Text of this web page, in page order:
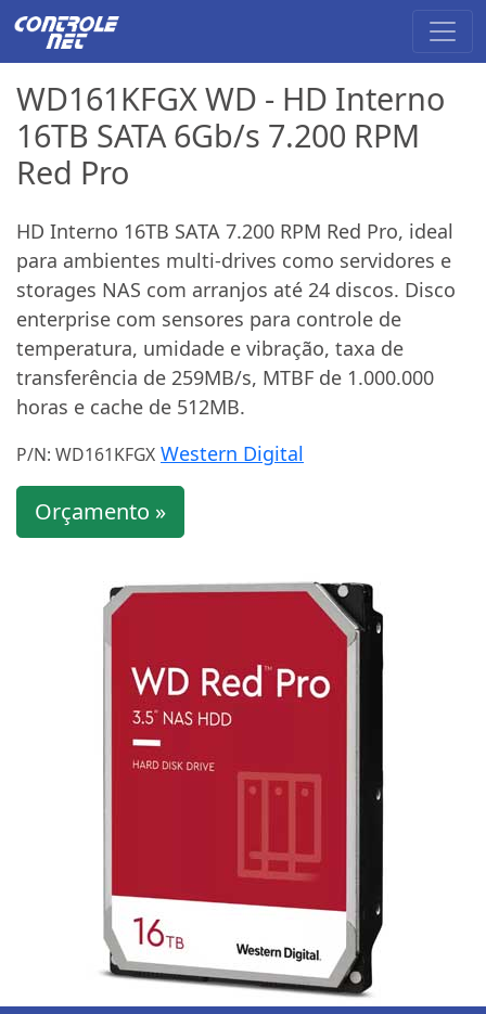
WD161KFGX WD - HD Interno
16TB SATA 6Gb/s 7.200 RPM
Red Pro
HD Interno 16TB SATA 7.200 RPM Red Pro, ideal
para ambientes multi-drives como servidores e
storages NAS com arranjos até 24 discos. Disco
enterprise com sensores para controle de
temperatura, umidade e vibração, taxa de
transferência de 259MB/s, MTBF de 1.000.000
horas e cache de 512MB.
P/N: WD161KFGX Western Digital
Orçamento »